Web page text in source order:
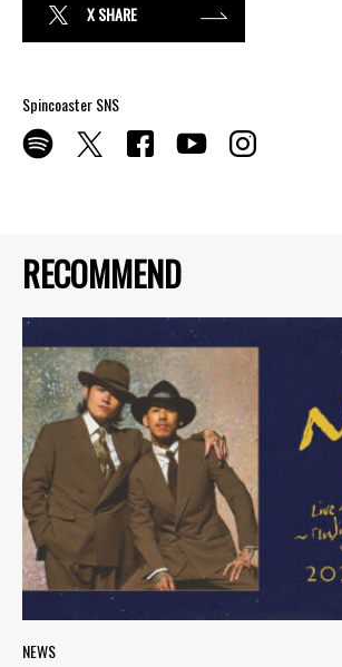
RECOMMEND
NEWS
X SHARE
Spincoaster SNS